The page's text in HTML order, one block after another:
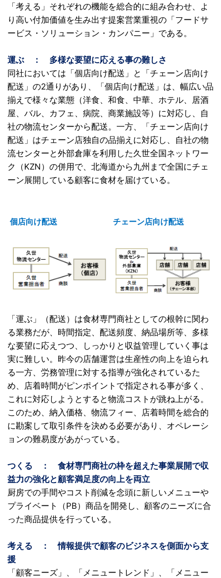
「考える」それぞれの機能を総合的に組み合わせ、よ
り高い付加価値を生み出す提案営業重視の「フードサ
ービス・ソリューション・カンパニー」である。
運ぶ ：
多様な要望に応える事の難しさ
同社においては「個店向け配送」と「チェーン店向け
配送」の2通りがあり、「個店向け配送」は、幅広い品
揃えで様々な業態（洋食、和食、中華、ホテル、居酒
屋、バル、カフェ、病院、商業施設等）に対応し、自
社の物流センターから配送。一方、「チェーン店向け
配送」はチェーン店独自の品揃えに対応し、自社の物
流センターと外部倉庫を利用した久世全国ネットワー
ク（KZN）の併用で、北海道から九州まで全国にチェ
ーン展開している顧客に食材を届けている。
個店向け配送 チェーン店向け配送
「運ぶ」（配送）は食材専門商社としての根幹に関わ
る業務だが、時間指定、配送頻度、納品場所等、多様
な要望に応えつつ、しっかりと収益管理していく事は
実に難しい。昨今の店舗運営は生産性の向上を迫られ
る一方、労務管理に対する指導が強化されているた
め、店着時間がピンポイントで指定される事が多く、
これに対応しようとすると物流コストが跳ね上がる。
このため、納入価格、物流フィー、店着時間を総合的
に勘案して取引条件を決める必要があり、オペレーシ
ョンの難易度があがっている。
つくる ：
食材専門商社の枠を超えた事業展開で収
益力の強化と顧客満足度の向上を両立
厨房での手間やコスト削減を念頭に新しいメニューや
プライベート（PB）商品を開発し、顧客のニーズに合
った商品提供を行っている。
考える ： 〇情報提供で顧客のビジネスを側面から支
援
「顧客ニーズ」、「メニュートレンド」、「メニュー